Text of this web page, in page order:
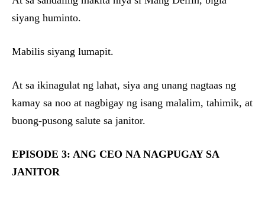
siyang huminto.
Mabilis siyang lumapit.
At sa ikinagulat ng lahat, siya ang unang nagtaas ng
kamay sa noo at nagbigay ng isang malalim, tahimik, at
buong-pusong salute sa janitor.
EPISODE 3: ANG CEO NA NAGPUGAY SA
JANITOR